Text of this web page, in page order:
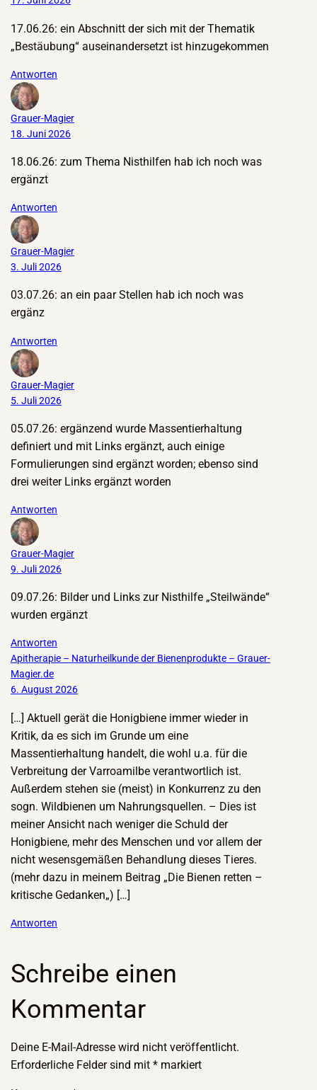
17.06.26: ein Abschnitt der sich mit der Thematik
„Bestäubung“ auseinandersetzt ist hinzugekommen
Antworten
Grauer-Magier
18. Juni 2026
18.06.26: zum Thema Nisthilfen hab ich noch was
ergänzt
Antworten
Grauer-Magier
3. Juli 2026
03.07.26: an ein paar Stellen hab ich noch was
ergänz
Antworten
Grauer-Magier
5. Juli 2026
05.07.26: ergänzend wurde Massentierhaltung
definiert und mit Links ergänzt, auch einige
Formulierungen sind ergänzt worden; ebenso sind
drei weiter Links ergänzt worden
Antworten
Grauer-Magier
9. Juli 2026
09.07.26: Bilder und Links zur Nisthilfe „Steilwände“
wurden ergänzt
Antworten
Apitherapie – Naturheilkunde der Bienenprodukte – Grauer-
Magier.de
6. August 2026
[…] Aktuell gerät die Honigbiene immer wieder in
Kritik, da es sich im Grunde um eine
Massentierhaltung handelt, die wohl u.a. für die
Verbreitung der Varroamilbe verantwortlich ist.
Außerdem stehen sie (meist) in Konkurrenz zu den
sogn. Wildbienen um Nahrungsquellen. – Dies ist
meiner Ansicht nach weniger die Schuld der
Honigbiene, mehr des Menschen und vor allem der
nicht wesensgemäßen Behandlung dieses Tieres.
(mehr dazu in meinem Beitrag „Die Bienen retten –
kritische Gedanken„) […]
Antworten
Schreibe einen
Kommentar
Deine E-Mail-Adresse wird nicht veröffentlicht.
Erforderliche Felder sind mit* markiert